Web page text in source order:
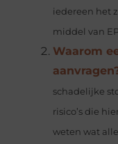
iedereen het
middel van
Waarom
schadelijke
risico’s die
weten wat